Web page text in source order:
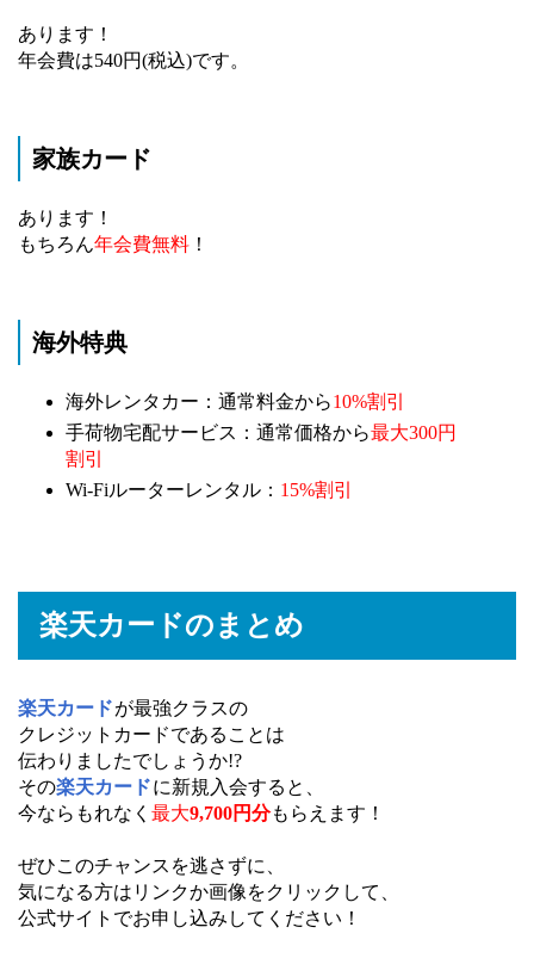
あります！
年会費は540円(税込)です。
家族カード
あります！
もちろん年会費無料 ！
海外特典
海外レンタカー：通常料金から10%割引
手荷物宅配サービス：通常価格から最大300円
割引
Wi-Fiルーターレンタル： 15%割引
楽天カードのまとめ
楽天カードが最強クラスの
クレジットカードであることは
伝わりましたでしょうか!?
その楽天カードに新規入会すると、
今ならもれなく 最大9,700円分もらえます！
ぜひこのチャンスを逃さずに、
気になる方はリンクか画像をクリックして、
公式サイトでお申し込みしてください！